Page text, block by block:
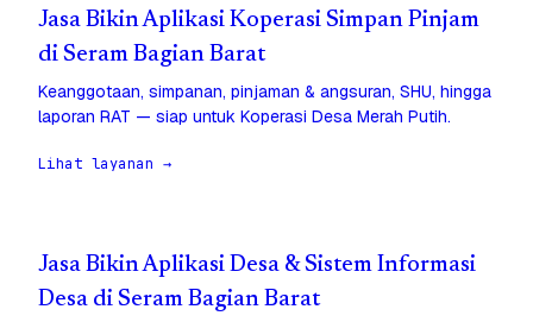
Jasa Bikin Aplikasi Koperasi Simpan Pinjam
di Seram Bagian Barat
Keanggotaan, simpanan, pinjaman & angsuran, SHU, hingga
laporan RAT — siap untuk Koperasi Desa Merah Putih.
Lihat layanan →
Jasa Bikin Aplikasi Desa & Sistem Informasi
Desa di Seram Bagian Barat